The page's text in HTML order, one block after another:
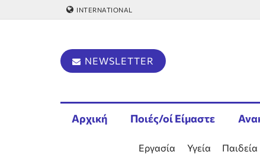
INTERNATIONAL
NEWSLETTER
Αρχική Ποιές/οί Είμαστε
Εργασία Υγεία Παιδεία